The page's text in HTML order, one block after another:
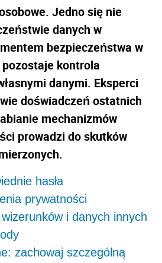
Jedno się nie
danych w
bezpieczeństwa w
kontrola
danymi. Eksperci
doświadczeń ostatnich
mechanizmów
prowadzi do skutków
hasła
prywatności
i danych innych
zachowaj szczególną